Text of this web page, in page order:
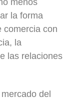
la forma
comercia con
la
las relaciones
del